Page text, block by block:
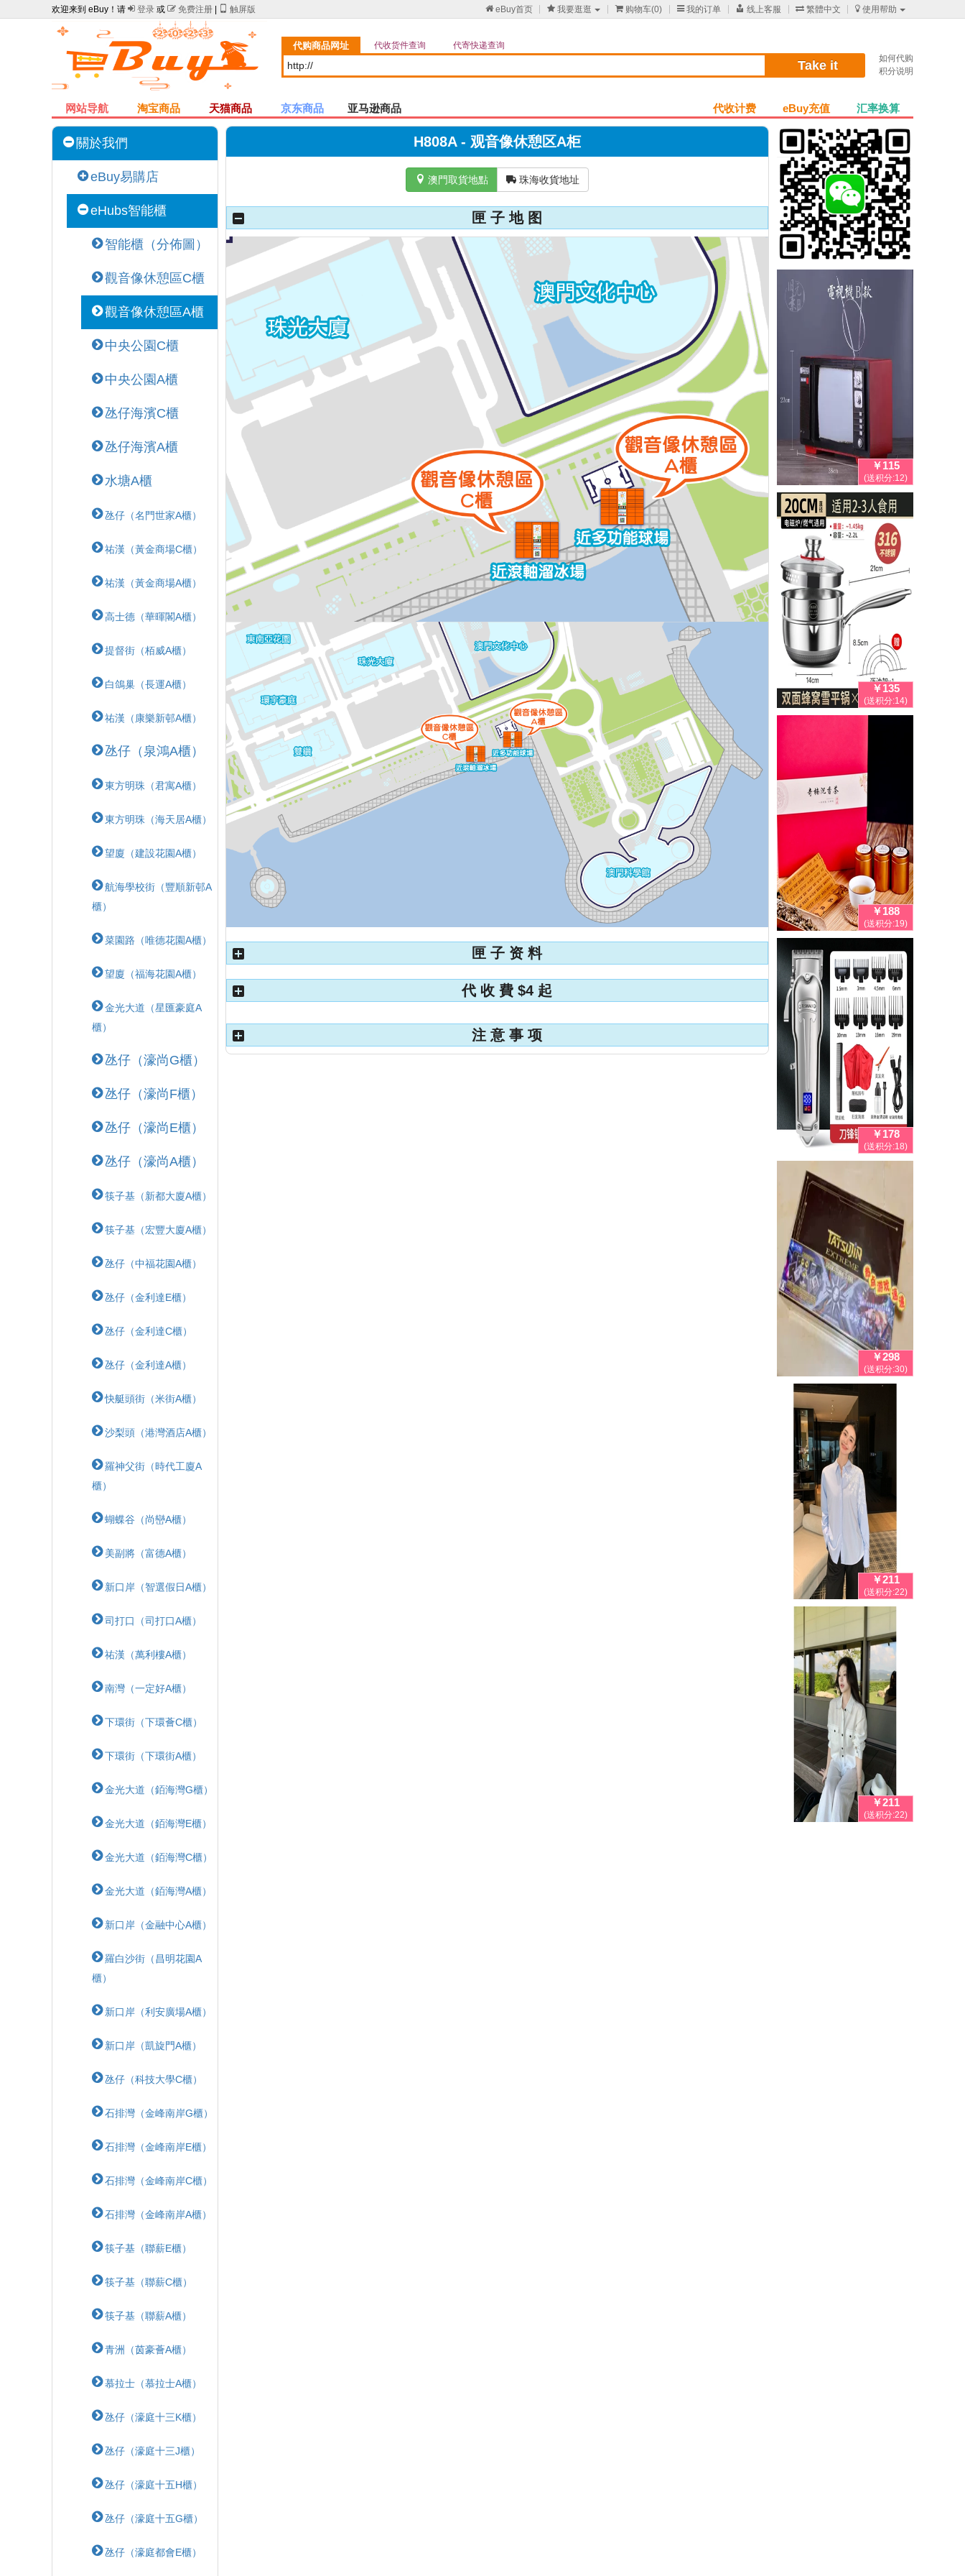
欢迎来到 eBuy！请  登录 或  免费注册 触屏版 eBuy首页  我要逛逛  购物车(0) 我的订单  线上客服  繁體中文  使用帮助
代购商品网址
Take it
如何代购
积分说明
代收货件查询 代寄快递查询
网站导航 淘宝商品 天猫商品 京东商品 亚马逊商品 汇率换算
eBuy充值
代收计费
關於我們
eBuy易購店
eHubs智能櫃
智能櫃（分佈圖）
觀音像休憩區C櫃
觀音像休憩區A櫃
中央公園C櫃
中央公園A櫃
氹仔海濱C櫃
氹仔海濱A櫃
水塘A櫃
氹仔（名門世家A櫃）
祐漢（黃金商場C櫃）
祐漢（黃金商場A櫃）
高士德（華暉閣A櫃）
提督街（栢威A櫃）
白鴿巢（長運A櫃）
祐漢（康樂新邨A櫃）
氹仔（泉鴻A櫃）
東方明珠（君寓A櫃）
東方明珠（海天居A櫃）
望廈（建設花園A櫃）
航海學校街（豐順新邨A
櫃）
菜園路（唯德花園A櫃）
望廈（福海花園A櫃）
金光大道（星匯豪庭A
櫃）
氹仔（濠尚G櫃）
氹仔（濠尚F櫃）
氹仔（濠尚E櫃）
氹仔（濠尚A櫃）
筷子基（新都大廈A櫃）
筷子基（宏豐大廈A櫃）
氹仔（中福花園A櫃）
氹仔（金利達E櫃）
氹仔（金利達C櫃）
氹仔（金利達A櫃）
快艇頭街（米街A櫃）
沙梨頭（港灣酒店A櫃）
羅神父街（時代工廈A
櫃）
蝴蝶⾕（尚巒A櫃）
美副將（富德A櫃）
新口岸（智選假日A櫃）
司打口（司打口A櫃）
祐漢（萬利樓A櫃）
南灣（一定好A櫃）
下環街（下環薈C櫃）
下環街（下環街A櫃）
金光大道（銆海灣G櫃）
金光大道（銆海灣E櫃）
金光大道（銆海灣C櫃）
金光大道（銆海灣A櫃）
新口岸（金融中心A櫃）
羅白沙街（昌明花園A
櫃）
新口岸（利安廣場A櫃）
新口岸（凱旋門A櫃）
氹仔（科技大學C櫃）
石排灣（金峰南岸G櫃）
石排灣（金峰南岸E櫃）
石排灣（金峰南岸C櫃）
石排灣（金峰南岸A櫃）
筷子基（聯薪E櫃）
筷子基（聯薪C櫃）
筷子基（聯薪A櫃）
青洲（茵豪薈A櫃）
慕拉士（慕拉士A櫃）
氹仔（濠庭十三K櫃）
氹仔（濠庭十三J櫃）
氹仔（濠庭十五H櫃）
氹仔（濠庭十五G櫃）
氹仔（濠庭都會E櫃）
H808A - 观音像休憩区A柜
 澳門取貨地點  珠海收貨地址
匣 子 地 图
匣 子 资 料
代 收 費 $4 起
注 意 事 项
￥115
(送积分:12)
￥135
(送积分:14)
￥188
(送积分:19)
￥178
(送积分:18)
￥298
(送积分:30)
￥211
(送积分:22)
￥211
(送积分:22)